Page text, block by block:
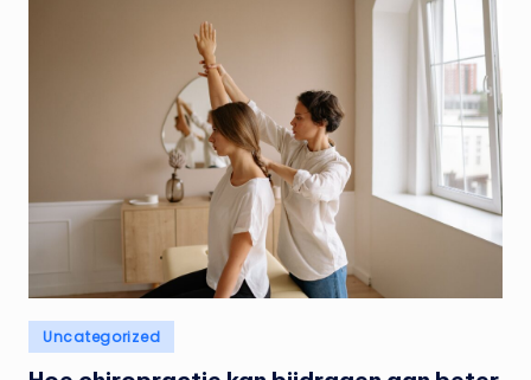
Geplaatst
in
Uncategorized